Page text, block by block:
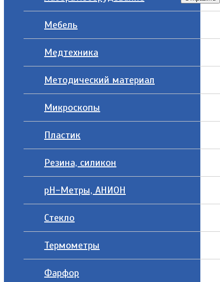
Мебель
Медтехника
Методический материал
Микроскопы
Пластик
Резина, силикон
рН-Метры, АНИОН
Стекло
Термометры
Фарфор